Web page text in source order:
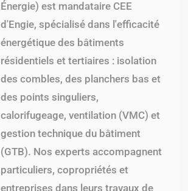
Énergie) est mandataire CEE
d'Engie, spécialisé dans l'efficacité
énergétique des bâtiments
résidentiels et tertiaires : isolation
des combles, des planchers bas et
des points singuliers,
calorifugeage, ventilation (VMC) et
gestion technique du bâtiment
(GTB). Nos experts accompagnent
particuliers, copropriétés et
entreprises dans leurs travaux de